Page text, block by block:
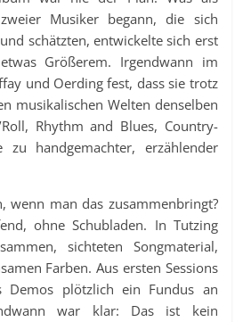
Musiker begann, die sich
schätzten, entwickelte sich erst
Größerem. Irgendwann im
und Oerding fest, dass sie trotz
musikalischen Welten denselben
Rhythm and Blues, Country-
handgemachter, erzählender
wenn man das zusammenbringt?
ohne Schubladen. In Tutzing
sichteten Songmaterial,
Farben. Aus ersten Sessions
Demos plötzlich ein Fundus an
war klar: Das ist kein